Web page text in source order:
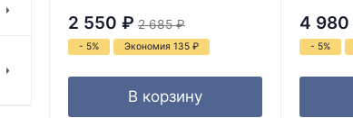
2 550 ₽ 2 685 ₽
- 5% Экономия 135 ₽
В корзину
4 980
- 5%